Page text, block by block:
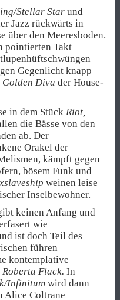
Stellar Star und
Jazz rückwärts in
über den Meeresboden.
pointierten Takt
Gegenlicht knapp
Golden Diva der House-
in dem Stück Riot,
die Bässe von den
ab. Der
Orakel der
kämpft gegen
bösem Funk und
weinen leise
Inselbewohner.
keinen Anfang und
wie
ist doch Teil des
führen
kontemplative
Roberta Flack. In
Infinitum wird dann
Alice Coltrane